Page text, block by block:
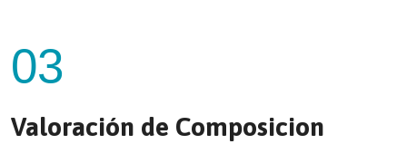
03
Valoración de Composicion